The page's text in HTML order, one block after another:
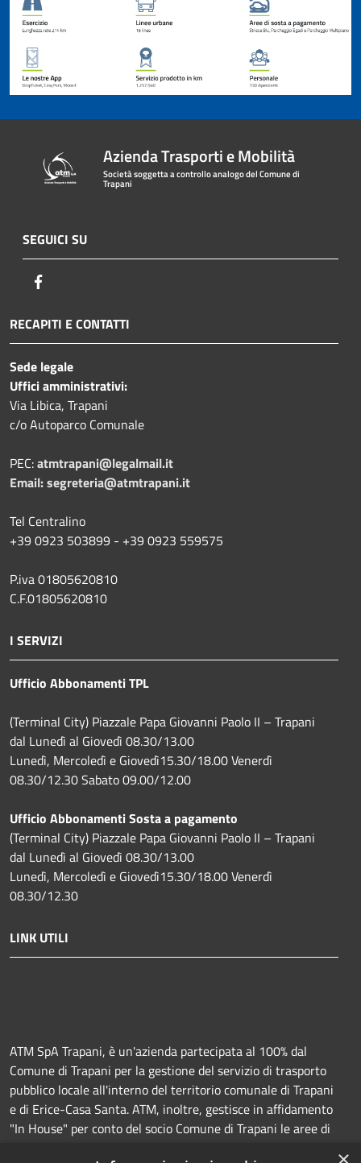
Azienda Trasporti e Mobilità
Società soggetta a controllo analogo del Comune di
Trapani
SEGUICI SU
RECAPITI E CONTATTI
Sede legale
Uffici amministrativi:
Via Libica, Trapani
c/o Autoparco Comunale
PEC:atmtrapani@legalmail.it
Email:segreteria@atmtrapani.it
Tel Centralino
+39 0923 503899 - +39 0923 559575
P.iva 01805620810
C.F.01805620810
I SERVIZI
Ufficio Abbonamenti TPL
(Terminal City) Piazzale Papa Giovanni Paolo II – Trapani
dal Lunedì al Giovedì 08.30/13.00
Lunedì, Mercoledì e Giovedì15.30/18.00 Venerdì
08.30/12.30 Sabato 09.00/12.00
Ufficio Abbonamenti Sosta a pagamento
(Terminal City) Piazzale Papa Giovanni Paolo II – Trapani
dal Lunedì al Giovedì 08.30/13.00
Lunedì, Mercoledì e Giovedì15.30/18.00 Venerdì
08.30/12.30
LINK UTILI
ATM SpA Trapani, è un'azienda partecipata al 100% dal
Comune di Trapani per la gestione del servizio di trasporto
pubblico locale all'interno del territorio comunale di Trapani
e di Erice-Casa Santa. ATM, inoltre, gestisce in affidamento
"In House" per conto del socio Comune di Trapani le aree di